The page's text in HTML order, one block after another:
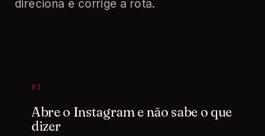
direciona e corrige a rota.
01
Abre o Instagram e não sabe o que
dizer